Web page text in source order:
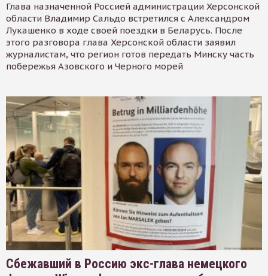
Глава назначенной Россией администрации Херсонской
области Владимир Сальдо встретился с Александром
Лукашенко в ходе своей поездки в Беларусь. После
этого разговора глава Херсонской области заявил
журналистам, что регион готов передать Минску часть
побережья Азовского и Черного морей
Сбежавший в Россию экс-глава немецкого